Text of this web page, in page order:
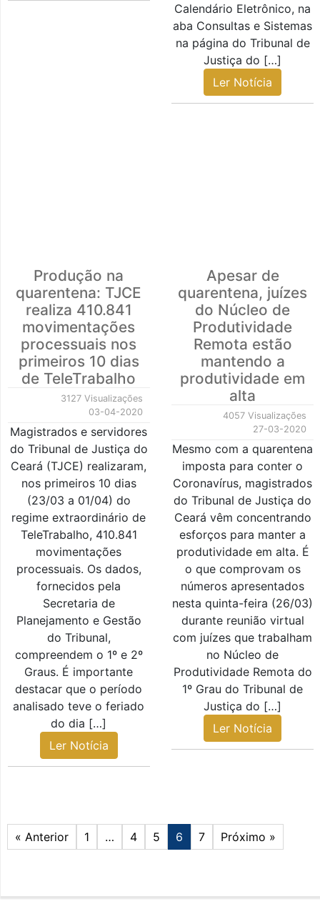
Calendário Eletrônico, na
aba Consultas e Sistemas
na página do Tribunal de
Justiça do […]
Ler Notícia
Produção na
quarentena: TJCE
realiza 410.841
movimentações
processuais nos
primeiros 10 dias
de TeleTrabalho
3127 Visualizações
03-04-2020
Magistrados e servidores
do Tribunal de Justiça do
Ceará (TJCE) realizaram,
nos primeiros 10 dias
(23/03 a 01/04) do
regime extraordinário de
TeleTrabalho, 410.841
movimentações
processuais. Os dados,
fornecidos pela
Secretaria de
Planejamento e Gestão
do Tribunal,
compreendem o 1º e 2º
Graus. É importante
destacar que o período
analisado teve o feriado
do dia […]
Ler Notícia
Apesar de
quarentena, juízes
do Núcleo de
Produtividade
Remota estão
mantendo a
produtividade em
alta
4057 Visualizações
27-03-2020
Mesmo com a quarentena
imposta para conter o
Coronavírus, magistrados
do Tribunal de Justiça do
Ceará vêm concentrando
esforços para manter a
produtividade em alta. É
o que comprovam os
números apresentados
nesta quinta-feira (26/03)
durante reunião virtual
com juízes que trabalham
no Núcleo de
Produtividade Remota do
1º Grau do Tribunal de
Justiça do […]
Ler Notícia
« Anterior 1 … 4 5 6 7 Próximo »